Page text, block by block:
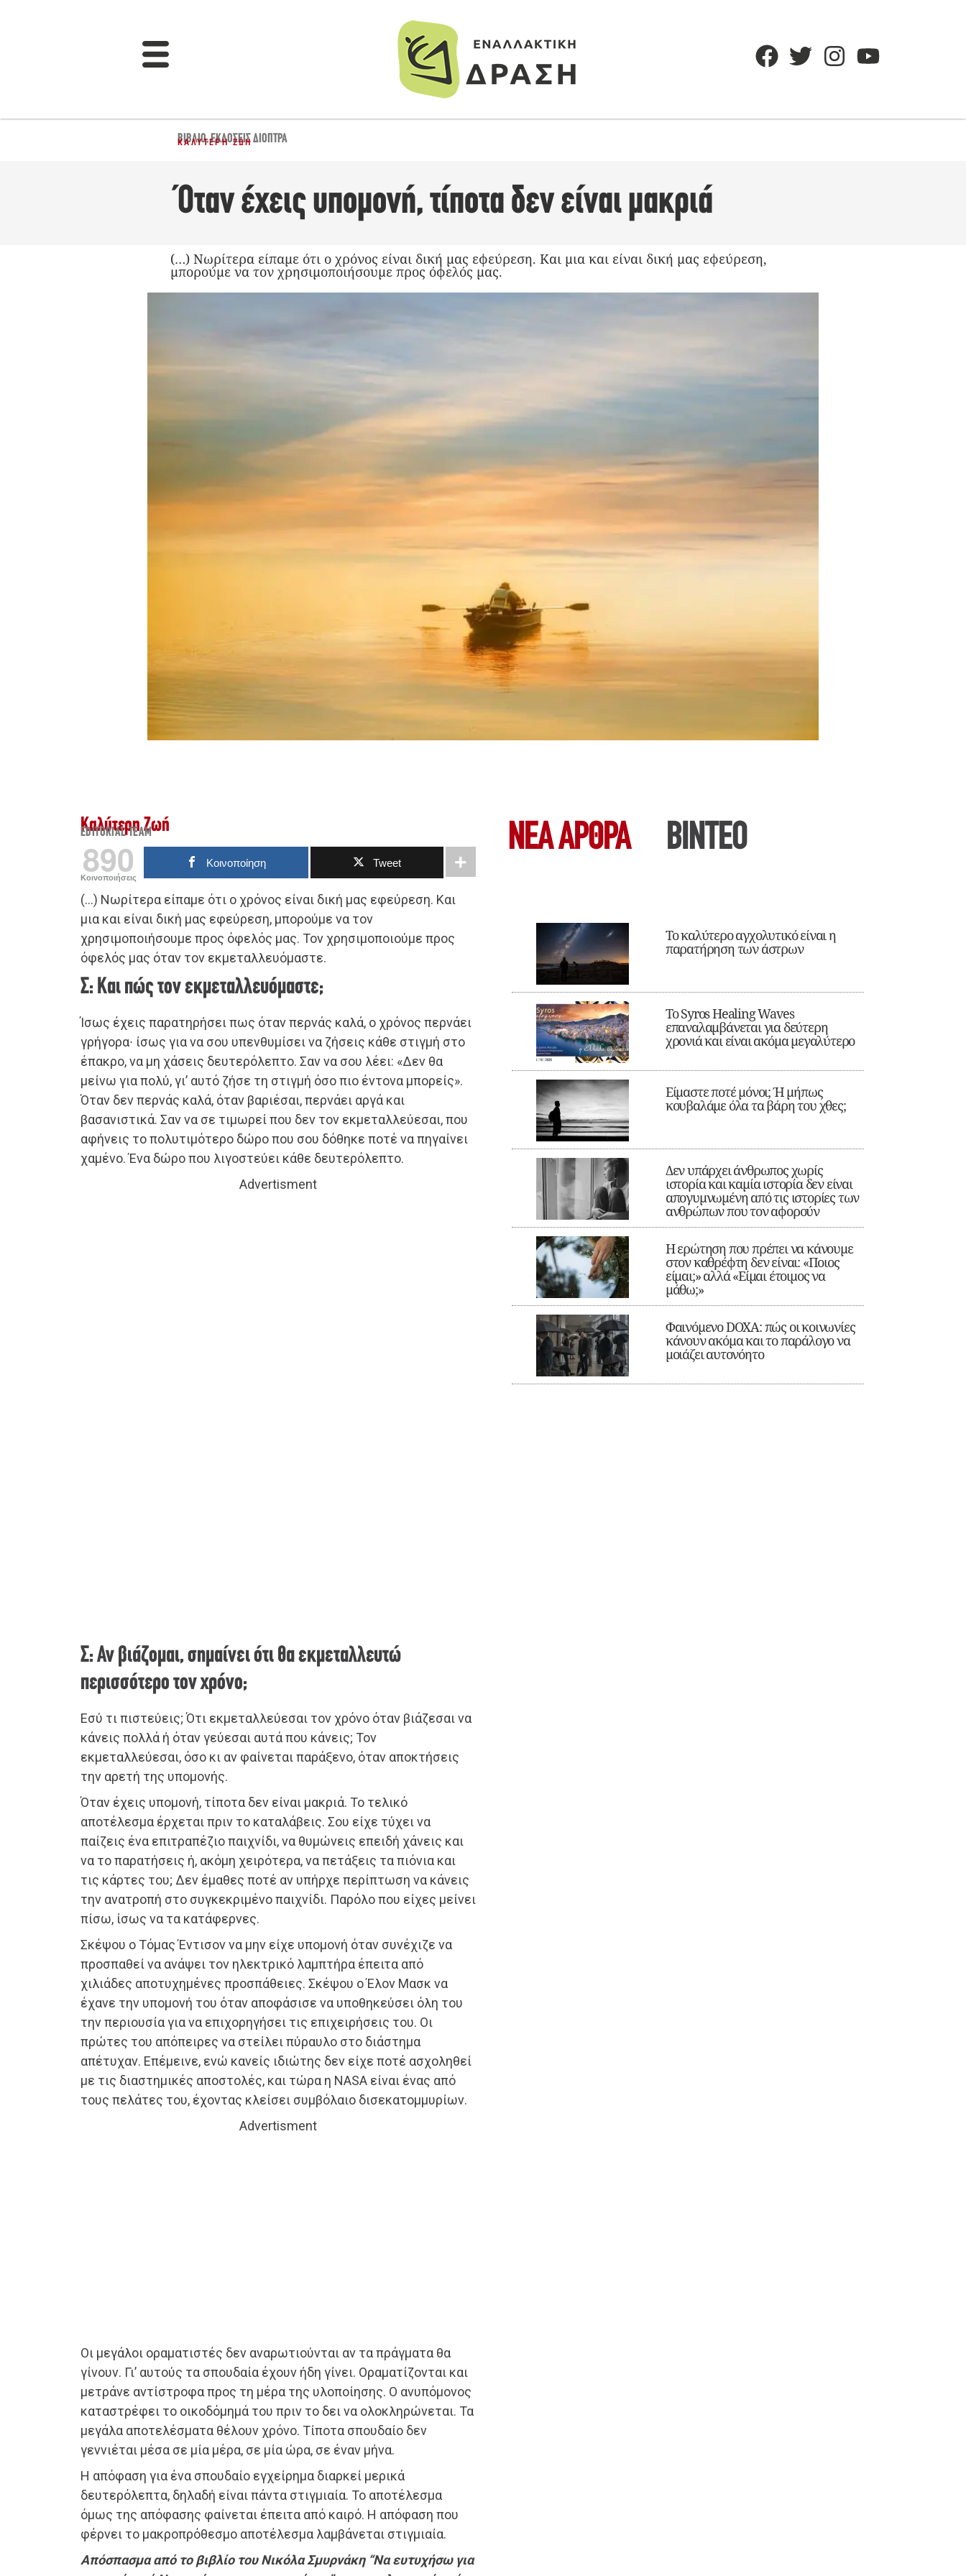
ΒΙΒΛΊΟ,ΕΚΔΌΣΕΙΣ ΔΙΌΠΤΡΑ
ΚΑΛΎΤΕΡΗ ΖΩΉ
Όταν έχεις υπομονή, τίποτα δεν είναι μακριά
(…) Νωρίτερα είπαμε ότι ο χρόνος είναι δική μας εφεύρεση. Και μια και είναι δική μας εφεύρεση,
μπορούμε να τον χρησιμοποιήσουμε προς όφελός μας.
Καλύτερη Ζωή
EDITORIAL TEAM
890
Κοινοποιήσεις
Κοινοποίηση Tweet
(…) Νωρίτερα είπαμε ότι ο χρόνος είναι δική μας εφεύρεση. Και
μια και είναι δική μας εφεύρεση, μπορούμε να τον
χρησιμοποιήσουμε προς όφελός μας. Τον χρησιμοποιούμε προς
όφελός μας όταν τον εκμεταλλευόμαστε.
Σ: Και πώς τον εκμεταλλευόμαστε;
Ίσως έχεις παρατηρήσει πως όταν περνάς καλά, ο χρόνος περνάει
γρήγορα∙ ίσως για να σου υπενθυμίσει να ζήσεις κάθε στιγμή στο
έπακρο, να μη χάσεις δευτερόλεπτο. Σαν να σου λέει: «Δεν θα
μείνω για πολύ, γι’ αυτό ζήσε τη στιγμή όσο πιο έντονα μπορείς».
Όταν δεν περνάς καλά, όταν βαριέσαι, περνάει αργά και
βασανιστικά. Σαν να σε τιμωρεί που δεν τον εκμεταλλεύεσαι, που
αφήνεις το πολυτιμότερο δώρο που σου δόθηκε ποτέ να πηγαίνει
χαμένο. Ένα δώρο που λιγοστεύει κάθε δευτερόλεπτο.
Advertisment
Σ: Αν βιάζομαι, σημαίνει ότι θα εκμεταλλευτώ
περισσότερο τον χρόνο;
Εσύ τι πιστεύεις; Ότι εκμεταλλεύεσαι τον χρόνο όταν βιάζεσαι να
κάνεις πολλά ή όταν γεύεσαι αυτά που κάνεις; Τον
εκμεταλλεύεσαι, όσο κι αν φαίνεται παράξενο, όταν αποκτήσεις
την αρετή της υπομονής.
Όταν έχεις υπομονή, τίποτα δεν είναι μακριά. Το τελικό
αποτέλεσμα έρχεται πριν το καταλάβεις. Σου είχε τύχει να
παίζεις ένα επιτραπέζιο παιχνίδι, να θυμώνεις επειδή χάνεις και
να το παρατήσεις ή, ακόμη χειρότερα, να πετάξεις τα πιόνια και
τις κάρτες του; Δεν έμαθες ποτέ αν υπήρχε περίπτωση να κάνεις
την ανατροπή στο συγκεκριμένο παιχνίδι. Παρόλο που είχες μείνει
πίσω, ίσως να τα κατάφερνες.
Σκέψου ο Τόμας Έντισον να μην είχε υπομονή όταν συνέχιζε να
προσπαθεί να ανάψει τον ηλεκτρικό λαμπτήρα έπειτα από
χιλιάδες αποτυχημένες προσπάθειες. Σκέψου ο Έλον Μασκ να
έχανε την υπομονή του όταν αποφάσισε να υποθηκεύσει όλη του
την περιουσία για να επιχορηγήσει τις επιχειρήσεις του. Οι
πρώτες του απόπειρες να στείλει πύραυλο στο διάστημα
απέτυχαν. Επέμεινε, ενώ κανείς ιδιώτης δεν είχε ποτέ ασχοληθεί
με τις διαστημικές αποστολές, και τώρα η ΝΑSΑ είναι ένας από
τους πελάτες του, έχοντας κλείσει συμβόλαιο δισεκατομμυρίων.
Advertisment
Οι μεγάλοι οραματιστές δεν αναρωτιούνται αν τα πράγματα θα
γίνουν. Γι’ αυτούς τα σπουδαία έχουν ήδη γίνει. Οραματίζονται και
μετράνε αντίστροφα προς τη μέρα της υλοποίησης. Ο ανυπόμονος
καταστρέφει το οικοδόμημά του πριν το δει να ολοκληρώνεται. Τα
μεγάλα αποτελέσματα θέλουν χρόνο. Τίποτα σπουδαίο δεν
γεννιέται μέσα σε μία μέρα, σε μία ώρα, σε έναν μήνα.
Η απόφαση για ένα σπουδαίο εγχείρημα διαρκεί μερικά
δευτερόλεπτα, δηλαδή είναι πάντα στιγμιαία. Το αποτέλεσμα
όμως της απόφασης φαίνεται έπειτα από καιρό. Η απόφαση που
φέρνει το μακροπρόθεσμο αποτέλεσμα λαμβάνεται στιγμιαία.
Απόσπασμα από το βιβλίο του Νικόλα Σμυρνάκη “Να ευτυχήσω για
ΝΕΑ ΆΡΘΡΑ ΒΙΝΤΕΟ
Το καλύτερο αγχολυτικό είναι η
παρατήρηση των άστρων
Το Syros Healing Waves
επαναλαμβάνεται για δεύτερη
χρονιά και είναι ακόμα μεγαλύτερο
Είμαστε ποτέ μόνοι; Ή μήπως
κουβαλάμε όλα τα βάρη του χθες;
Δεν υπάρχει άνθρωπος χωρίς
ιστορία και καμία ιστορία δεν είναι
απογυμνωμένη από τις ιστορίες των
ανθρώπων που τον αφορούν
Η ερώτηση που πρέπει να κάνουμε
στον καθρέφτη δεν είναι: «Ποιος
είμαι;» αλλά «Είμαι έτοιμος να
μάθω;»
Φαινόμενο DOXA: πώς οι κοινωνίες
κάνουν ακόμα και το παράλογο να
μοιάζει αυτονόητο